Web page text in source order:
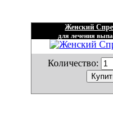
Женский
для лечения
Количество: